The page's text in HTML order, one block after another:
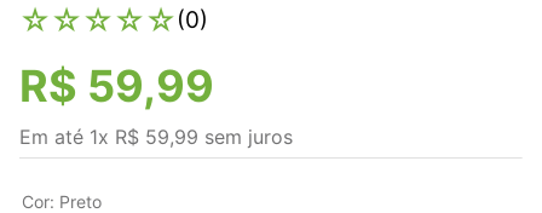
☆☆☆☆☆(0)
R$ 59,99
Em até 1x R$ 59,99 sem juros
Cor: Preto